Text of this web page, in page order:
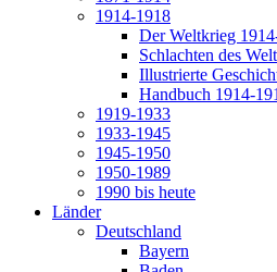
1914-1918
Der Weltkrieg
Schlachten des
Illustrierte
Handbuch 1914-
1919-1933
1933-1945
1945-1950
1950-1989
1990 bis heute
Länder
Deutschland
Bayern